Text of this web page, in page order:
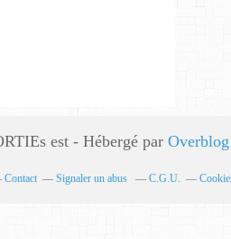
est - Hébergé par Overblog
Contact Signaler un abus C.G.U.